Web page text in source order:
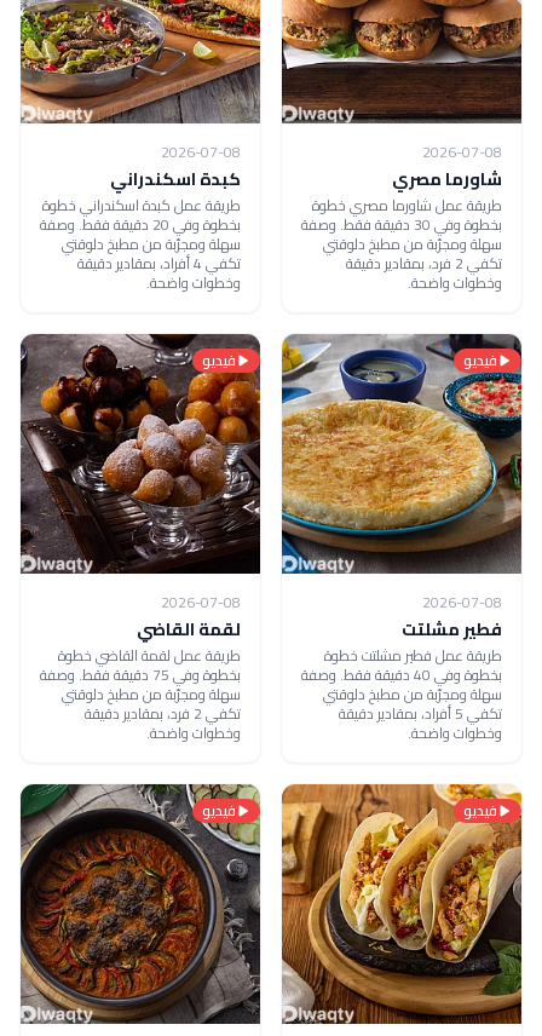
2026-07-08
شاورما مصري
طريقة عمل شاورما مصري خطوة
بخطوة وفي 30 دقيقة فقط. وصفة
سهلة ومجرّبة من مطبخ دلوقتي
تكفي 2 فرد، بمقادير دقيقة
وخطوات واضحة.
2026-07-08
كبدة اسكندراني
طريقة عمل كبدة اسكندراني خطوة
بخطوة وفي 20 دقيقة فقط. وصفة
سهلة ومجرّبة من مطبخ دلوقتي
تكفي 4 أفراد، بمقادير دقيقة
وخطوات واضحة.
فيديو
2026-07-08
فطير مشلتت
طريقة عمل فطير مشلتت خطوة
بخطوة وفي 40 دقيقة فقط. وصفة
سهلة ومجرّبة من مطبخ دلوقتي
تكفي 5 أفراد، بمقادير دقيقة
وخطوات واضحة.
فيديو
2026-07-08
لقمة القاضي
طريقة عمل لقمة القاضي خطوة
بخطوة وفي 75 دقيقة فقط. وصفة
سهلة ومجرّبة من مطبخ دلوقتي
تكفي 2 فرد، بمقادير دقيقة
وخطوات واضحة.
فيديو فيديو